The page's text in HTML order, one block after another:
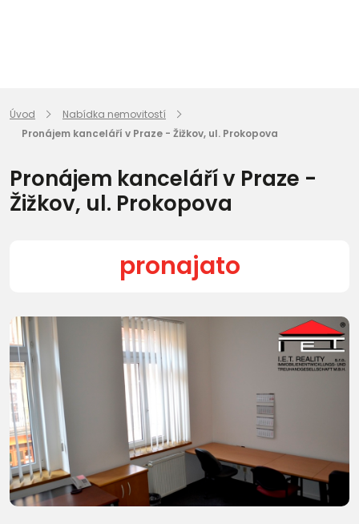
Úvod
Nabídka nemovitostí
Pronájem kanceláří v Praze - Žižkov, ul. Prokopova
Pronájem kanceláří v Praze -
Žižkov, ul. Prokopova
pronajato